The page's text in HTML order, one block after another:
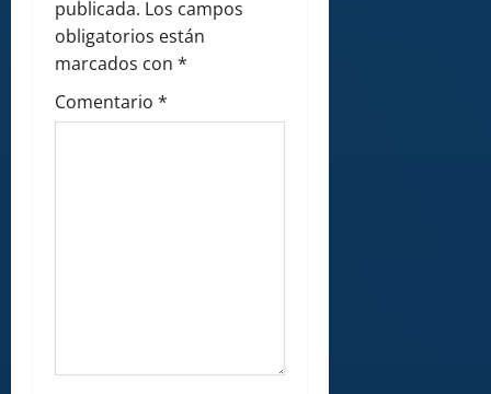
o
n
publicada. Los campos
obligatorios están
marcados con *
Comentario *